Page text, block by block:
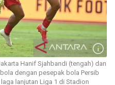
Hanif Sjahbandi (tengah) dan
dengan pesepak bola Persib
lanjutan Liga 1 di Stadion